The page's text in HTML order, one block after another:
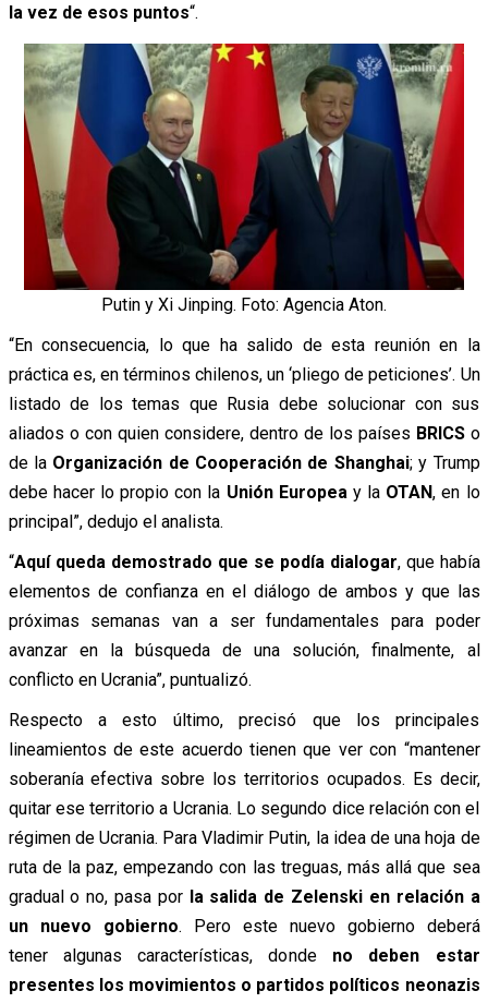
la vez de esos puntos“.
Putin y Xi Jinping. Foto: Agencia Aton.
“En consecuencia, lo que ha salido de esta reunión en la
práctica es, en términos chilenos, un ‘pliego de peticiones’. Un
listado de los temas que Rusia debe solucionar con sus
aliados o con quien considere, dentro de los países BRICSo
de la Organización de Cooperación de Shanghai; y Trump
debe hacer lo propio con la Unión Europeay la OTAN, en lo
principal”, dedujo el analista.
“Aquí queda demostrado que se podía dialogar, que había
elementos de confianza en el diálogo de ambos y que las
próximas semanas van a ser fundamentales para poder
avanzar en la búsqueda de una solución, finalmente, al
conflicto en Ucrania”, puntualizó.
Respecto a esto último, precisó que los principales
lineamientos de este acuerdo tienen que ver con “mantener
soberanía efectiva sobre los territorios ocupados. Es decir,
quitar ese territorio a Ucrania. Lo segundo dice relación con el
régimen de Ucrania. Para Vladimir Putin, la idea de una hoja de
ruta de la paz, empezando con las treguas, más allá que sea
gradual o no, pasa porla salida de Zelenski en relación a
un nuevo gobierno. Pero este nuevo gobierno deberá
tener algunas características, donde no deben estar
presentes los movimientos o partidos políticos neonazis